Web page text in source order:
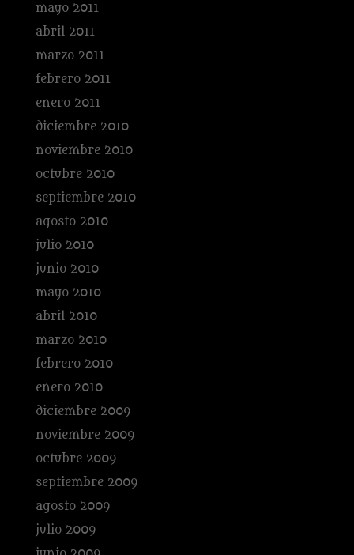
mayo 2011
abril 2011
marzo 2011
febrero 2011
enero 2011
diciembre 2010
noviembre 2010
octubre 2010
septiembre 2010
agosto 2010
julio 2010
junio 2010
mayo 2010
abril 2010
marzo 2010
febrero 2010
enero 2010
diciembre 2009
noviembre 2009
octubre 2009
septiembre 2009
agosto 2009
julio 2009